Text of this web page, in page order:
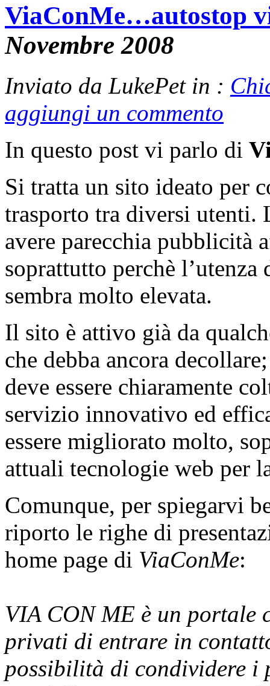
ViaConMe…autostop
Novembre 2008
Inviato da LukePet in :
aggiungi un commento
In questo post vi parlo di
Si tratta un sito ideato per
trasporto tra diversi utenti.
avere parecchia pubblicità
soprattutto perchè
sembra molto elevata.
Il sito è attivo già da
che debba ancora
deve essere chiaramente
servizio innovativo ed
essere migliorato molto,
attuali tecnologie web per
Comunque, per spiegarvi
riporto le righe di
home page di ViaConMe:
VIA CON ME è un portale
privati di entrare in
possibilità di condividere i